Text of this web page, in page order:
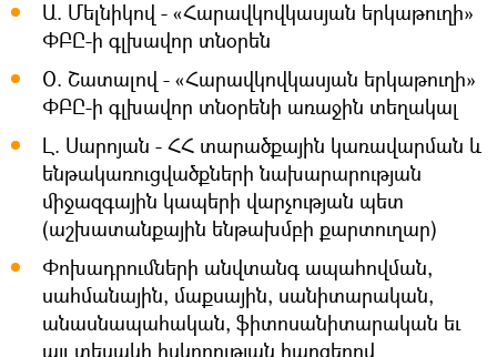
Ա. Մելնիկով - «Հարավկովկասյան երկաթուղի»
ՓԲԸ-ի գլխավոր տնօրեն
Օ. Շատալով - «Հարավկովկասյան երկաթուղի»
ՓԲԸ-ի գլխավոր տնօրենի առաջին տեղակալ
Լ. Սարոյան - ՀՀ տարածքային կառավարման և
ենթակառուցվածքների նախարարության
միջազգային կապերի վարչության պետ
(աշխատանքային ենթախմբի քարտուղար)
Փոխադրումների անվտանգ ապահովման,
սահմանային, մաքսային, սանիտարական,
անասնապահական, ֆիտոսանիտարական եւ
այլ տեսակի հսկողության հարցերով